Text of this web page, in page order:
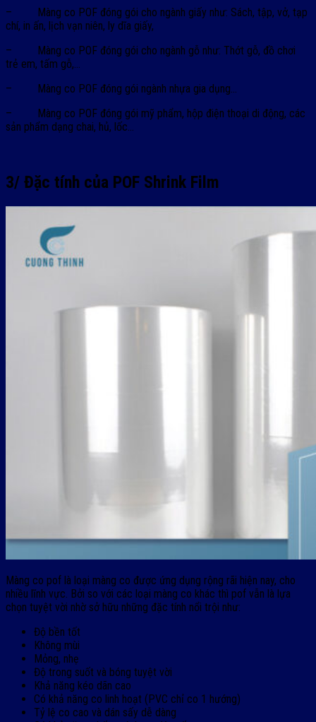
– Màng co POF đóng gói cho ngành giấy như: Sách, tập, vở, tạp
chí, in ấn, lịch vạn niên, ly dĩa giấy,
– Màng co POF đóng gói cho ngành gỗ như: Thớt gỗ, đồ chơi
trẻ em, tấm gỗ,…
– Màng co POF đóng gói ngành nhựa gia dụng…
– Màng co POF đóng gói mỹ phẩm, hộp điện thoại di động, các
sản phẩm dạng chai, hủ, lốc…
3/ Đặc tính của POF Shrink Film
Màng co pof là loại màng co được ứng dụng rộng rãi hiện nay, cho
nhiều lĩnh vực. Bởi so với các loại màng co khác thì pof vẫn là lựa
chọn tuyệt vời nhờ sở hữu những đặc tính nổi trội như:
Độ bền tốt
Không mùi
Mỏng, nhẹ
Độ trong suốt và bóng tuyệt vời
Khả năng kéo dãn cao
Có khả năng co linh hoạt (PVC chỉ co 1 hướng)
Tỷ lệ co cao và dán sấy dễ dàng